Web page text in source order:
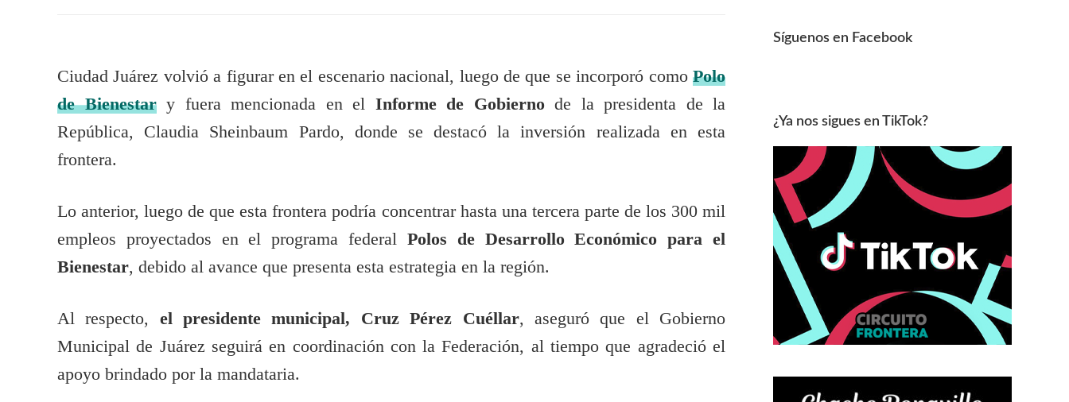
Ciudad Juárez volvió a figurar en el escenario nacional, luego de que se incorporó como Polo
deBienestar y fuera mencionada en el Informe de Gobiernode la presidenta de la
República, Claudia Sheinbaum Pardo, donde se destacó la inversión realizada en esta
frontera.
Lo anterior, luego de que esta frontera podría concentrar hasta una tercera parte de los 300 mil
empleos proyectados en el programa federal Polos de Desarrollo Económico para el
Bienestar, debido al avance que presenta esta estrategia en la región.
Al respecto, el presidente municipal, Cruz Pérez Cuéllar, aseguró que el Gobierno
Municipal de Juárez seguirá en coordinación con la Federación, al tiempo que agradeció el
apoyo brindado por la mandataria.
Síguenos en Facebook
¿Ya nos sigues en TikTok?